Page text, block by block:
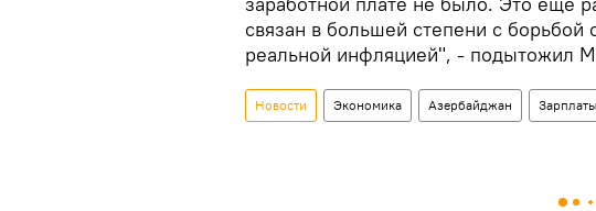
связан в большей степени с борьбой
реальной инфляцией", - подытожил
Новости Экономика Азербайджан Зарплаты